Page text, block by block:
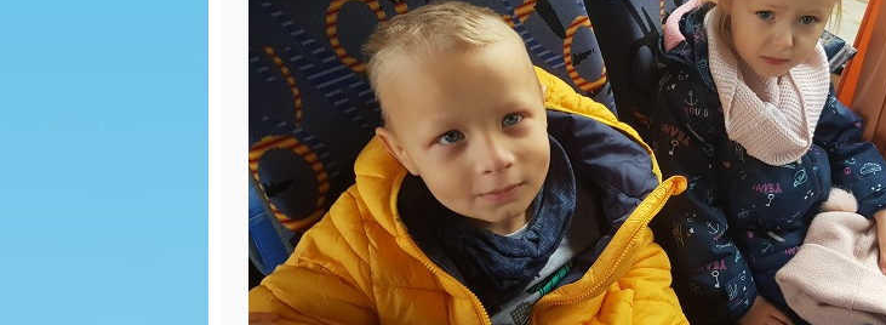
Dzień Piżamy
Spotkanie z Paniami
z Poradni
Psychologiczno-
Pedagogicznej w
Lipnie
Spotkanie z Panem
Jerzym Kowalskim z
Biblioteki w Skępem
DZIEŃ CHŁOPAKA
Pierwszy dzień
jesieni
Plakat na konkurs
WOŚP
Nasze pierwsze
grafiti
Zabawa ciastoliną
WIGILIA U
BIEDRONEK
Mikołajki
Dzień Pluszowego
Misia
Pajęczyna przyjaźni
Nasze zasady
Rytmika
Dzień Dziecka
ŚWIĘTO
KONSTYTUCJI 3 MAJA
Dzień Tańca
Dzień sportu
Dzień Dziecka
Dzień flagi
Dzień tańca
Dzień Ziemi
Dzień sportu
MALOWANIE NA
MLEKU
Dzień zdrowia misie
Światowy Dzień